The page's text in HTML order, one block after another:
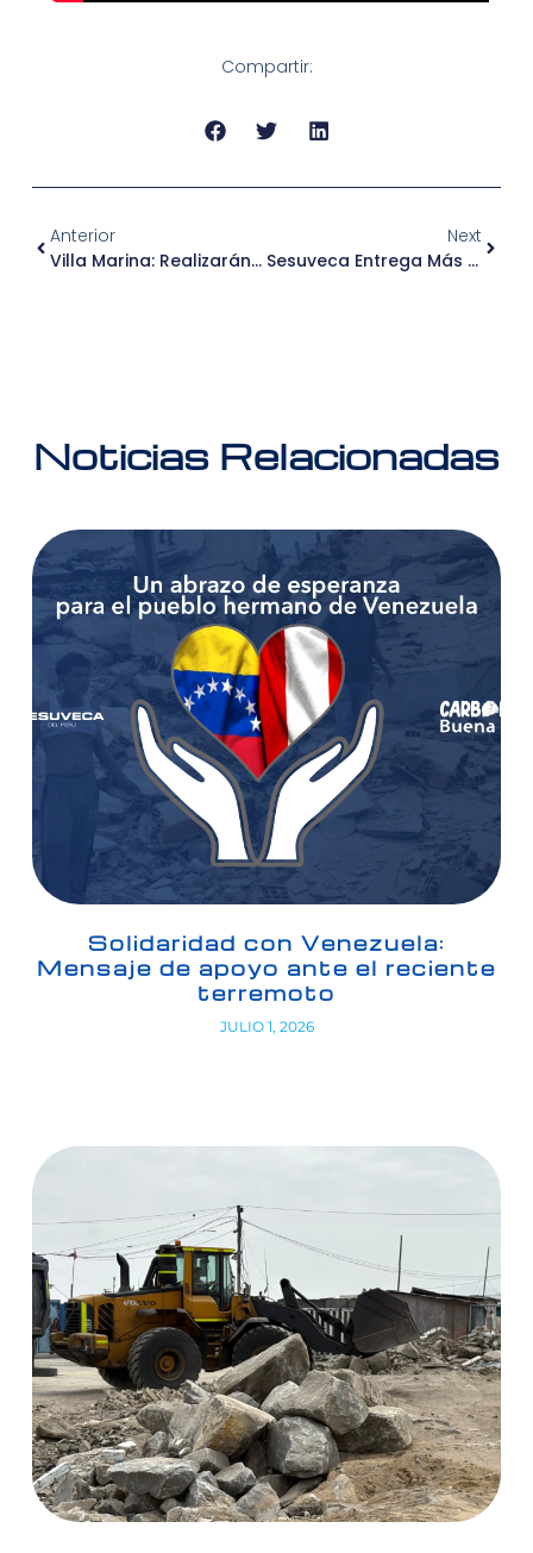
Compartir:
Anterior
Villa Marina: Realizarán Campaña De Salud Gratuita “Cuidémonos” Este 8 De Mayo
Next
Sesuveca Entrega Más De 500 Canastas Por El Día De La Madre En Salaverry
Noticias Relacionadas
Solidaridad con Venezuela:
Mensaje de apoyo ante el reciente
terremoto
JULIO 1, 2026